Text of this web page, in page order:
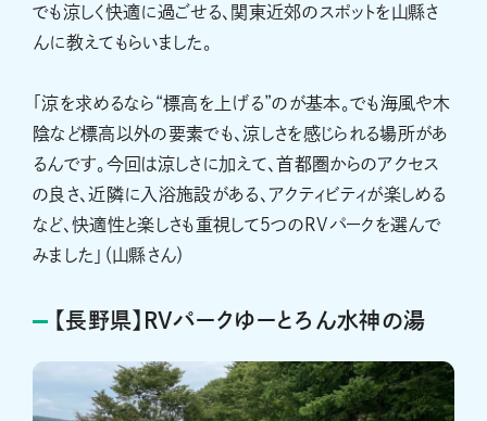
でも涼しく快適に過ごせる、関東近郊のスポットを山縣さ
んに教えてもらいました。
「涼を求めるなら“標高を上げる”のが基本。でも海風や木
陰など標高以外の要素でも、涼しさを感じられる場所があ
るんです。今回は涼しさに加えて、首都圏からのアクセス
の良さ、近隣に入浴施設がある、アクティビティが楽しめる
など、快適性と楽しさも重視して５つのRVパークを選んで
みました」（山縣さん）
【長野県】RVパークゆーとろん水神の湯